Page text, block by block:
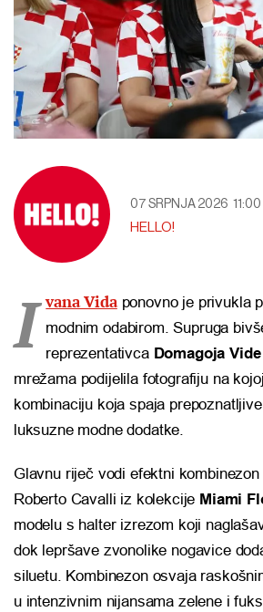
07 SRPNJA 2026 11:00
HELLO!
I vana Vidaponovno je privukla
modnim odabirom. Supruga
reprezentativca Domagoja Vide
mrežama podijelila fotografiju na
kombinaciju koja spaja
luksuzne modne dodatke.
Glavnu riječ vodi efektni
Roberto Cavalli iz kolekcije Miami
modelu s halter izrezom koji
dok lepršave zvonolike nogavice
siluetu. Kombinezon osvaja
u intenzivnim nijansama zelene i